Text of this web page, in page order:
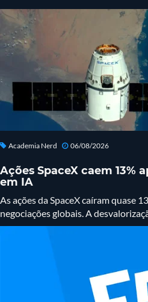
Academia Nerd 06/08/2026
Ações SpaceX caem 13%
em IA
As ações da SpaceX caíram quase
negociações globais. A